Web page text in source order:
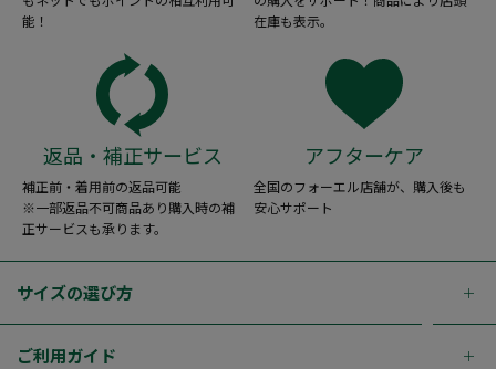
能！
在庫も表示。
返品・補正サービス
補正前・着用前の返品可能
※一部返品不可商品あり購入時の補
正サービスも承ります。
アフターケア
全国のフォーエル店舗が、購入後も
安心サポート
サイズの選び方
ご利用ガイド